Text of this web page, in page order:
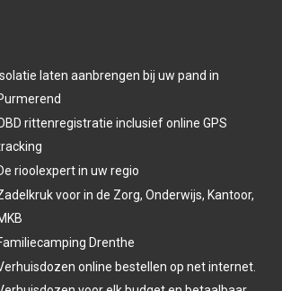
Isolatie laten aanbrengen bij uw pand in
rittenregistratie inclusief online GPS
rioolexpert in uw regio
voor in de Zorg, Onderwijs, Kantoor,
Drenthe
online bestellen op net internet.